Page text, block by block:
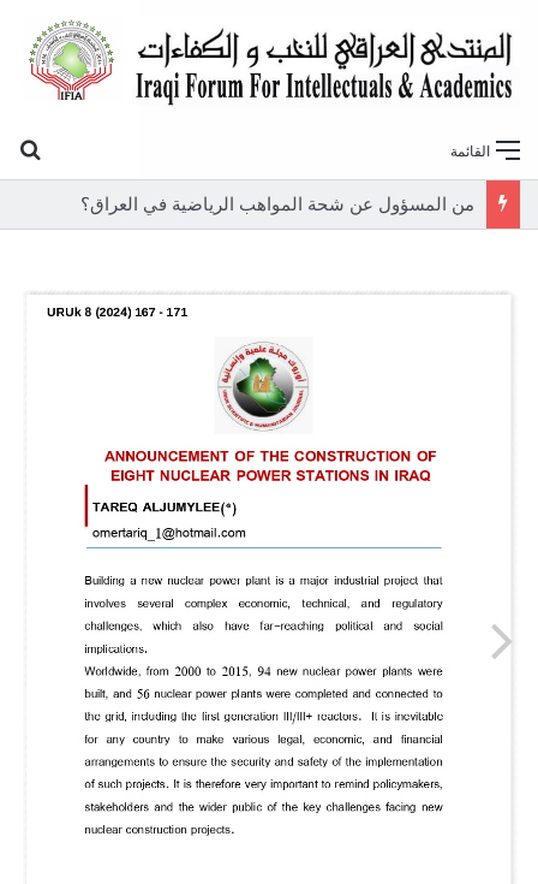
القائمة
من المسؤول عن شحة المواهب الرياضية في العراق؟